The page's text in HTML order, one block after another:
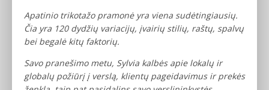
Apatinio trikotažo pramonė yra viena sudėtingiausių.
Čia yra 120 dydžių variacijų, įvairių stilių, raštų, spalvų
bei begalė kitų faktorių.
Savo pranešimo metu, Sylvia kalbės apie lokalų ir
globalų požiūrį į verslą, klientų pageidavimus ir prekės